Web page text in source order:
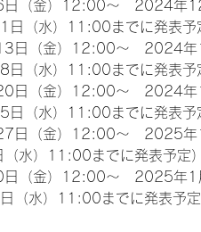
（金）12:00～　2024年
（水）11:00までに発表予
日（金）12:00～　2024
（水）11:00までに発表予
日（金）12:00～　2024
（水）11:00までに発表予
日（金）12:00～　2025
水）11:00までに発表予定）
（金）12:00～　2025年
（水）11:00までに発表予定